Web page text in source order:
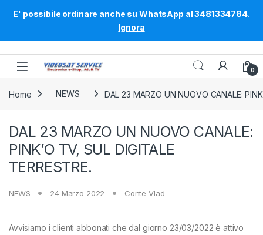
E' possibile ordinare anche su WhatsApp al 3481334784.
Ignora
Skip to navigation
Skip to content
0
Home NEWS DAL 23 MARZO UN NUOVO CANALE:
DAL 23 MARZO UN NUOVO CANALE:
PINK’O TV, SUL DIGITALE
TERRESTRE.
NEWS 24 Marzo 2022 Conte Vlad
Avvisiamo i clienti abbonati che dal giorno 23/03/2022 è attivo